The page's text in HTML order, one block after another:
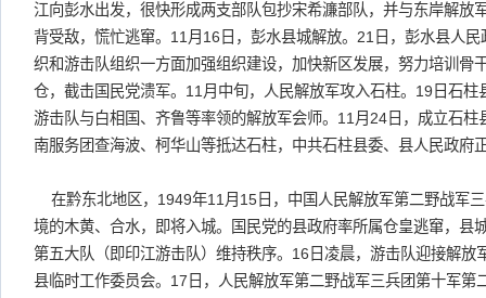
江向彭水出发，很快形成两支部队包抄宋希濂部队，并与东岸解放
背受敌，慌忙逃窜。11月16日，彭水县城解放。21日，彭水县人
织和游击队组织一方面加强组织建设，加快新区发展，努力培训骨
仓，截击国民党溃军。11月中旬，人民解放军攻入石柱。19日石
游击队与白相国、齐鲁等率领的解放军会师。11月24日，成立石
南服务团查海波、柯华山等抵达石柱，中共石柱县委、县人民政府
在黔东北地区，1949年11月15日，中国人民解放军第二野战军
境的木黄、合水，即将入城。国民党的县政府率所属仓皇逃窜，县
第五大队（即印江游击队）维持秩序。16日凌晨，游击队迎接解放
县临时工作委员会。17日，人民解放军第二野战军三兵团第十军第